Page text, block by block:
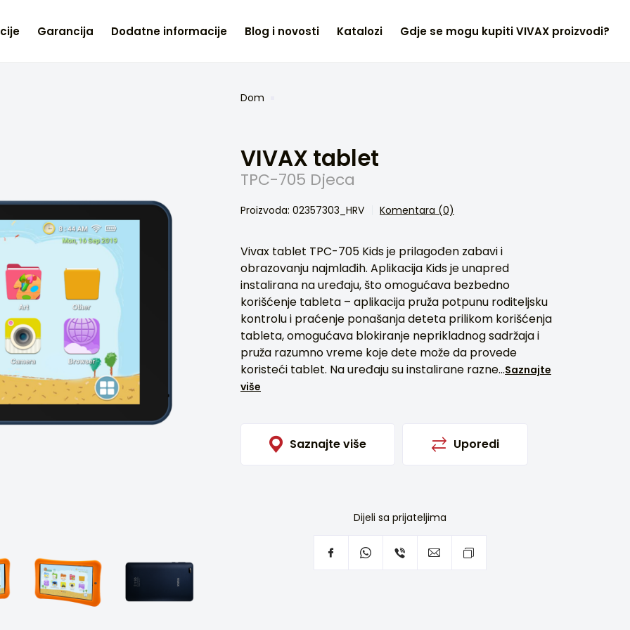
Garancija Dodatne informacije Blog i novosti Katalozi Gdje se mogu kupiti VIVAX proizvodi?
Dom
VIVAX tablet
TPC-705 Djeca
Proizvoda: 02357303_HRV Komentara (0)
Vivax tablet TPC-705 Kids je prilagođen zabavi i
obrazovanju najmlađih. Aplikacija Kids je unapred
instalirana na uređaju, što omogućava bezbedno
korišćenje tableta – aplikacija pruža potpunu roditeljsku
kontrolu i praćenje ponašanja deteta prilikom korišćenja
tableta, omogućava blokiranje neprikladnog sadržaja i
pruža razumno vreme koje dete može da provede
koristeći tablet. Na uređaju su instalirane razne...Saznajte
više
Saznajte više Uporedi
Dijeli sa prijateljima